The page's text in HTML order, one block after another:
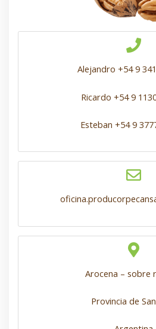
Alejandro +54 9
Ricardo +54 9
Esteban +54 9
Arocena – sobre
Provincia de